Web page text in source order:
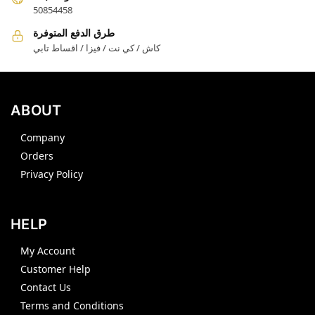
50854458
طرق الدفع المتوفرة
كاش / كي نت / فيزا / اقساط تابي
ABOUT
Company
Orders
Privacy Policy
HELP
My Account
Customer Help
Contact Us
Terms and Conditions